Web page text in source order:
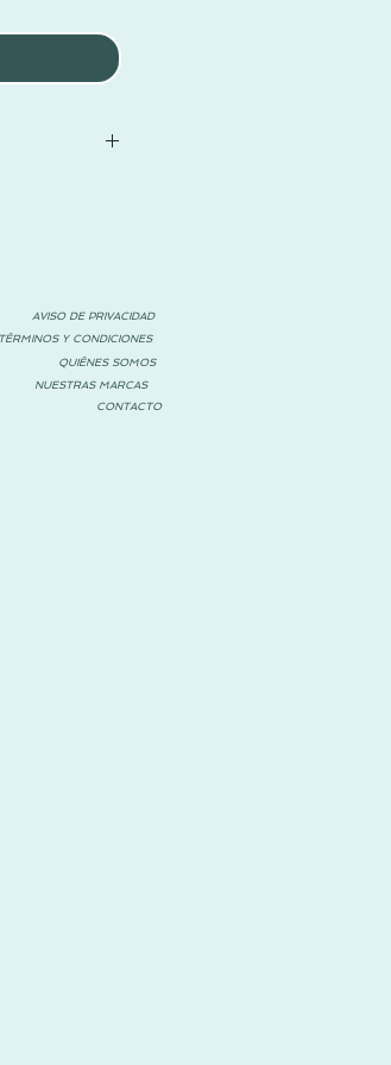
15 x 15 cm.
AVISO DE PRIVACIDAD
TÉRMINOS Y CONDICIONES
QUIÉNES SOMOS
NUESTRAS MARCAS
CONTACTO